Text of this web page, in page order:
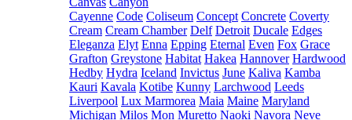
Cayenne Code Coliseum Concept Concrete Coverty
Cream Cream Chamber Delf Detroit Ducale Edges
Eleganza Elyt Enna Epping Eternal Even Fox Grace
Grafton Greystone Habitat Hakea Hannover Hardwood
Hedby Hydra Iceland Invictus June Kaliva Kamba
Kauri Kavala Kotibe Kunny Larchwood Leeds
Liverpool Lux Marmorea Maia Maine Maryland
Michigan Milos Mon Muretto Naoki Navora Neve